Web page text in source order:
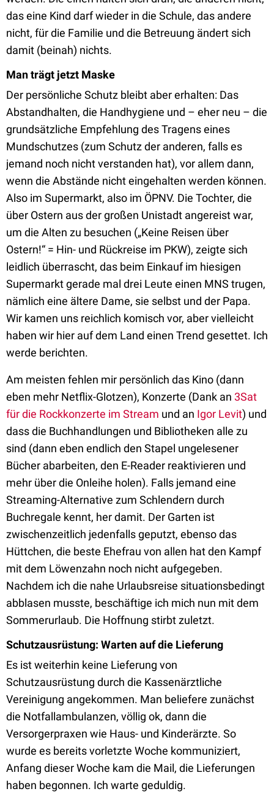
das eine Kind darf wieder in die Schule, das andere
nicht, für die Familie und die Betreuung ändert sich
damit (beinah) nichts.
Man trägt jetzt Maske
Der persönliche Schutz bleibt aber erhalten: Das
Abstandhalten, die Handhygiene und – eher neu – die
grundsätzliche Empfehlung des Tragens eines
Mundschutzes (zum Schutz der anderen, falls es
jemand noch nicht verstanden hat), vor allem dann,
wenn die Abstände nicht eingehalten werden können.
Also im Supermarkt, also im ÖPNV. Die Tochter, die
über Ostern aus der großen Unistadt angereist war,
um die Alten zu besuchen („Keine Reisen über
Ostern!“ = Hin- und Rückreise im PKW), zeigte sich
leidlich überrascht, das beim Einkauf im hiesigen
Supermarkt gerade mal drei Leute einen MNS trugen,
nämlich eine ältere Dame, sie selbst und der Papa.
Wir kamen uns reichlich komisch vor, aber vielleicht
haben wir hier auf dem Land einen Trend gesettet. Ich
werde berichten.
Am meisten fehlen mir persönlich das Kino (dann
eben mehr Netflix-Glotzen), Konzerte (Dank an 3Sat
für die Rockkonzerte im Stream und an Igor Levit) und
dass die Buchhandlungen und Bibliotheken alle zu
sind (dann eben endlich den Stapel ungelesener
Bücher abarbeiten, den E-Reader reaktivieren und
mehr über die Onleihe holen). Falls jemand eine
Streaming-Alternative zum Schlendern durch
Buchregale kennt, her damit. Der Garten ist
zwischenzeitlich jedenfalls geputzt, ebenso das
Hüttchen, die beste Ehefrau von allen hat den Kampf
mit dem Löwenzahn noch nicht aufgegeben.
Nachdem ich die nahe Urlaubsreise situationsbedingt
abblasen musste, beschäftige ich mich nun mit dem
Sommerurlaub. Die Hoffnung stirbt zuletzt.
Schutzausrüstung: Warten auf die Lieferung
Es ist weiterhin keine Lieferung von
Schutzausrüstung durch die Kassenärztliche
Vereinigung angekommen. Man beliefere zunächst
die Notfallambulanzen, völlig ok, dann die
Versorgerpraxen wie Haus- und Kinderärzte. So
wurde es bereits vorletzte Woche kommuniziert,
Anfang dieser Woche kam die Mail, die Lieferungen
haben begonnen. Ich warte geduldig.